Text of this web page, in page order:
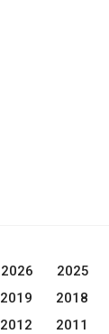
2026 2025
2019 2018
2012 2011